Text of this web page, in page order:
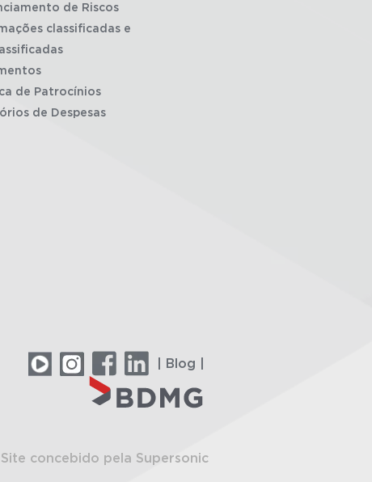
de Riscos
classificadas e
de Patrocínios
de Despesas
| Blog |
Site concebido pela Supersonic